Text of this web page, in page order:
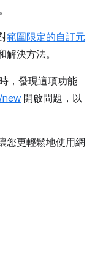
範圍限定的自訂元
決方法。
，發現這項功能
開啟問題，以
您更輕鬆地使用網